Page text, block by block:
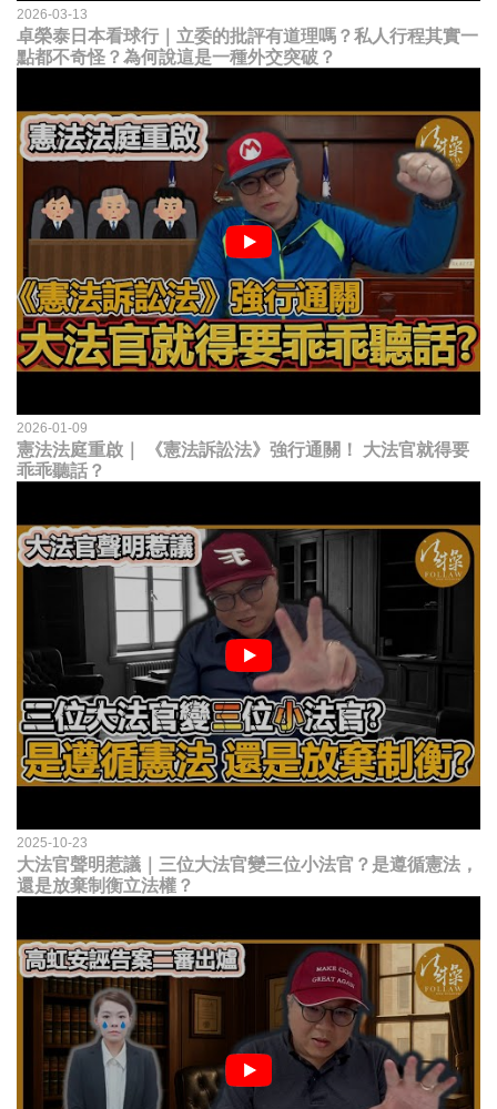
2026-03-13
卓榮泰日本看球行｜立委的批評有道理嗎？私人行程其實一
點都不奇怪？為何說這是一種外交突破？
2026-01-09
憲法法庭重啟｜ 《憲法訴訟法》強行通關！ 大法官就得要
乖乖聽話？
2025-10-23
大法官聲明惹議｜三位大法官變三位小法官？是遵循憲法，
還是放棄制衡立法權？